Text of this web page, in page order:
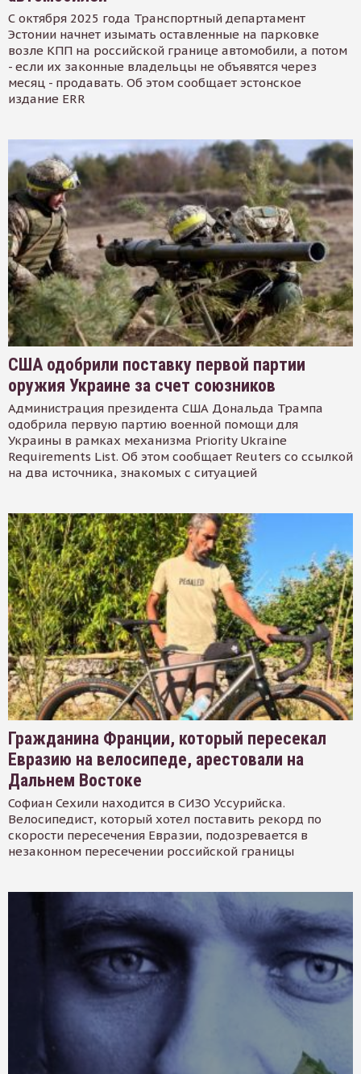
С октября 2025 года Транспортный департамент
Эстонии начнет изымать оставленные на парковке
возле КПП на российской границе автомобили, а потом
- если их законные владельцы не объявятся через
месяц - продавать. Об этом сообщает эстонское
издание ERR
США одобрили поставку первой партии
оружия Украине за счет союзников
Администрация президента США Дональда Трампа
одобрила первую партию военной помощи для
Украины в рамках механизма Priority Ukraine
Requirements List. Об этом сообщает Reuters со ссылкой
на два источника, знакомых с ситуацией
Гражданина Франции, который пересекал
Евразию на велосипеде, арестовали на
Дальнем Востоке
Софиан Сехили находится в СИЗО Уссурийска.
Велосипедист, который хотел поставить рекорд по
скорости пересечения Евразии, подозревается в
незаконном пересечении российской границы